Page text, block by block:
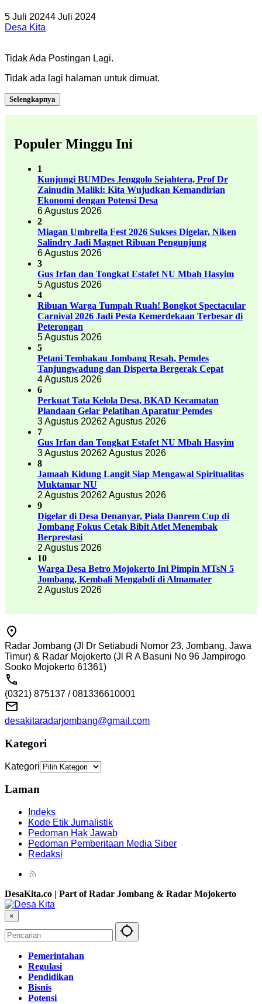
5 Juli 20244 Juli 2024
Desa Kita
Tidak Ada Postingan Lagi.
Tidak ada lagi halaman untuk dimuat.
Selengkapnya
Populer Minggu Ini
1
Kunjungi BUMDes Jenggolo Sejahtera, Prof Dr
Zainudin Maliki: Kita Wujudkan Kemandirian
Ekonomi dengan Potensi Desa
6 Agustus 2026
2
Miagan Umbrella Fest 2026 Sukses Digelar, Niken
Salindry Jadi Magnet Ribuan Pengunjung
6 Agustus 2026
3
Gus Irfan dan Tongkat Estafet NU Mbah Hasyim
5 Agustus 2026
4
Ribuan Warga Tumpah Ruah! Bongkot Spectacular
Carnival 2026 Jadi Pesta Kemerdekaan Terbesar di
Peterongan
5 Agustus 2026
5
Petani Tembakau Jombang Resah, Pemdes
Tanjungwadung dan Disperta Bergerak Cepat
4 Agustus 2026
6
Perkuat Tata Kelola Desa, BKAD Kecamatan
Plandaan Gelar Pelatihan Aparatur Pemdes
3 Agustus 20262 Agustus 2026
7
Gus Irfan dan Tongkat Estafet NU Mbah Hasyim
3 Agustus 20262 Agustus 2026
8
Jamaah Kidung Langit Siap Mengawal Spiritualitas
Muktamar NU
2 Agustus 20262 Agustus 2026
9
Digelar di Desa Denanyar, Piala Danrem Cup di
Jombang Fokus Cetak Bibit Atlet Menembak
Berprestasi
2 Agustus 2026
10
Warga Desa Betro Mojokerto Ini Pimpin MTsN 5
Jombang, Kembali Mengabdi di Almamater
2 Agustus 2026
Radar Jombang (Jl Dr Setiabudi Nomor 23, Jombang, Jawa
Timur) & Radar Mojokerto (Jl R A Basuni No 96 Jampirogo
Sooko Mojokerto 61361)
(0321) 875137 / 081336610001
desakitaradarjombang@gmail.com
Kategori
Kategori
Laman
Indeks
Kode Etik Jurnalistik
Pedoman Hak Jawab
Pedoman Pemberitaan Media Siber
Redaksi
DesaKita.co | Part of Radar Jombang & Radar Mojokerto
×
Pemerintahan
Regulasi
Pendidikan
Bisnis
Potensi